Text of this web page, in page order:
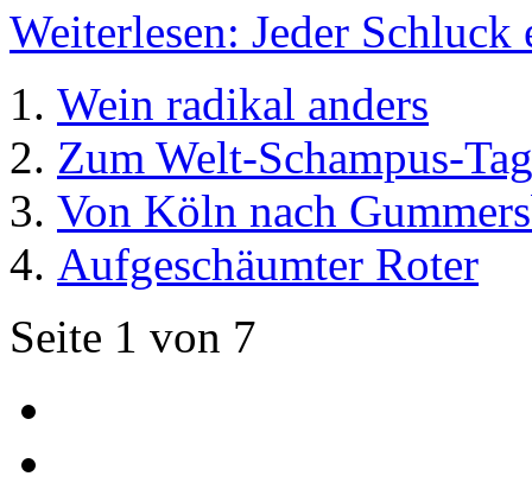
Weiterlesen: Jeder Schluck
Wein radikal anders
Zum Welt-Schampus-Tag
Von Köln nach
Aufgeschäumter Roter
Seite 1 von 7